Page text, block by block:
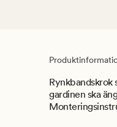
Rynkbandskrok
gardinen ska